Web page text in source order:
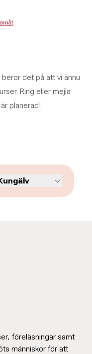
det på att vi ännu
Ring eller mejla
planerad!
föreläsningar samt
människor för att